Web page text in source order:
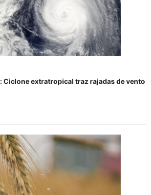
Ciclone extratropical traz rajadas de vento